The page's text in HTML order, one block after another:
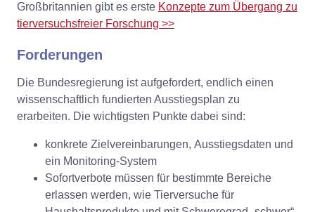
Großbritannien gibt es erste Konzepte zum Übergang zu
tierversuchsfreier Forschung >>
Forderungen
Die Bundesregierung ist aufgefordert, endlich einen
wissenschaftlich fundierten Ausstiegsplan zu
erarbeiten. Die wichtigsten Punkte dabei sind:
konkrete Zielvereinbarungen, Ausstiegsdaten und
ein Monitoring-System
Sofortverbote müssen für bestimmte Bereiche
erlassen werden, wie Tierversuche für